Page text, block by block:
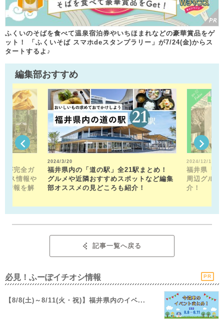
ふくいのそばを食べて温泉宿泊券やいちほまれなどの豪華賞品をゲ
ット！ 「ふくいそば スマホdeスタンプラリー」が7/24(金)からス
タートするよ♪
編集部おすすめ
が完全ガ
ス情報や
情報を解
2024/3/20
福井県内の「道の駅」全21駅まとめ！
グルメや近隣おすすめスポットなど編集
部オススメの見どころも紹介！
2024/12/13
福井県「福
周辺グル
介！
記事一覧へ戻る
必見！ふーぽイチオシ情報 PR
【8/8(土)～8/11(火・祝)】福井県内のイベ...